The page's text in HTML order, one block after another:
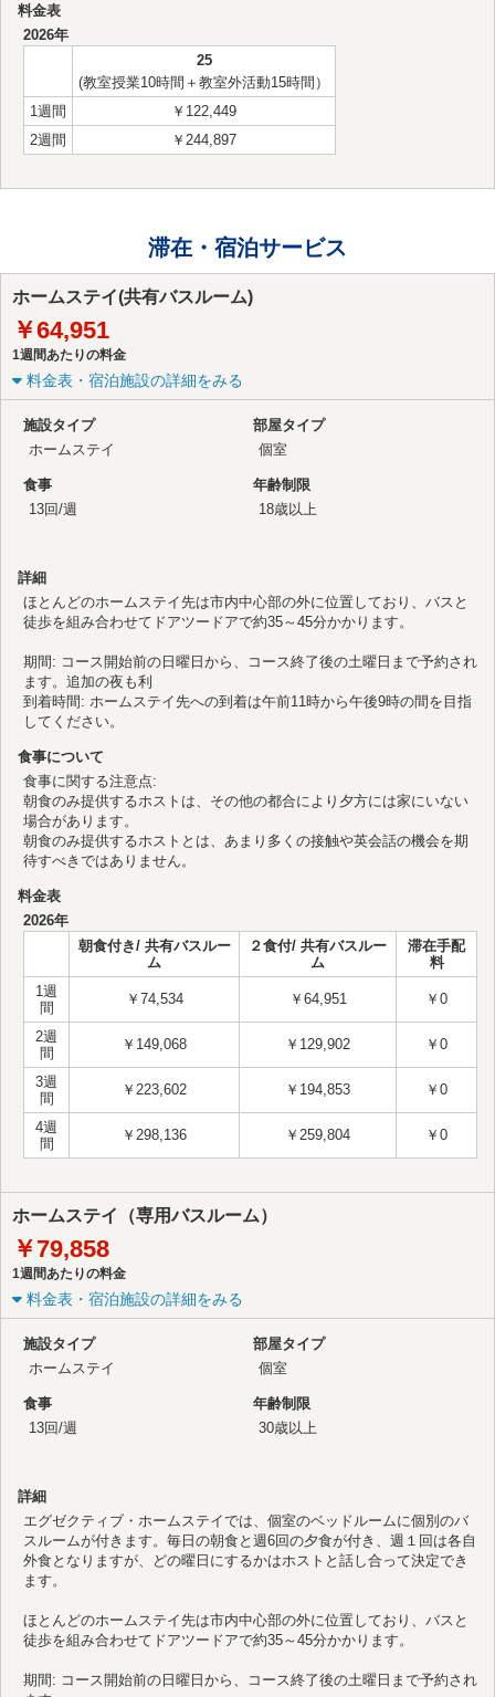
料金表
2026年
25
(教室授業10時間＋教室外活動15時間）
1週間
￥122,449
2週間
￥244,897
滞在・宿泊サービス
ホームステイ(共有バスルーム)
￥64,951
1週間あたりの料金
料金表・宿泊施設の詳細をみる
施設タイプ
ホームステイ
部屋タイプ
個室
食事
13回/週
年齢制限
18歳以上
詳細
ほとんどのホームステイ先は市内中心部の外に位置しており、バスと
徒歩を組み合わせてドアツードアで約35～45分かかります。
期間: コース開始前の日曜日から、コース終了後の土曜日まで予約され
ます。追加の夜も利
到着時間: ホームステイ先への到着は午前11時から午後9時の間を目指
してください。
食事について
食事に関する注意点:
朝食のみ提供するホストは、その他の都合により夕方には家にいない
場合があります。
朝食のみ提供するホストとは、あまり多くの接触や英会話の機会を期
待すべきではありません。
料金表
2026年
朝食付き/ 共有バスルー
ム
２食付/ 共有バスルー
ム
滞在手配
料
1週
間
￥74,534 ￥64,951 ￥0
2週
間
￥149,068 ￥129,902 ￥0
3週
間
￥223,602 ￥194,853 ￥0
4週
間
￥298,136 ￥259,804 ￥0
ホームステイ（専用バスルーム）
￥79,858
1週間あたりの料金
料金表・宿泊施設の詳細をみる
施設タイプ
ホームステイ
部屋タイプ
個室
食事
13回/週
年齢制限
30歳以上
詳細
エグゼクティブ・ホームステイでは、個室のベッドルームに個別のバ
スルームが付きます。毎日の朝食と週6回の夕食が付き、週１回は各自
外食となりますが、どの曜日にするかはホストと話し合って決定でき
ます。
ほとんどのホームステイ先は市内中心部の外に位置しており、バスと
徒歩を組み合わせてドアツードアで約35～45分かかります。
期間: コース開始前の日曜日から、コース終了後の土曜日まで予約され